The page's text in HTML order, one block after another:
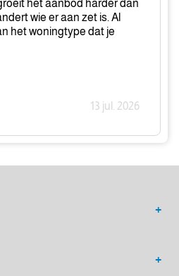
het aanbod harder dan
wie er aan zet is. Al
het woningtype dat je
13 jul. 2026